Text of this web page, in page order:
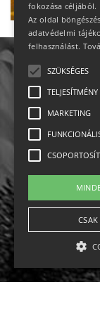
fokozása céljából.
Az oldal
adatvédelmi
felhasználást.
SZÜKSÉGES
TELJESÍTMÉNY
MARKETING